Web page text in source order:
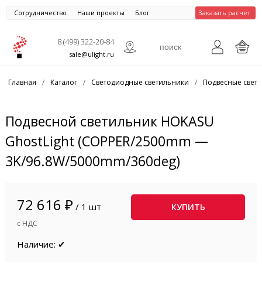
Сотрудничество Наши проекты Блог Заказать расчет
8 (499) 322-20-84
sale@ulight.ru
Главная / Каталог / Светодиодные светильники / Подвесные
Подвесной светильник HOKASU
GhostLight (COPPER/2500mm —
3K/96.8W/5000mm/360deg)
72 616 ₽ / 1 шт
с НДС
КУПИТЬ
Наличие: ✔